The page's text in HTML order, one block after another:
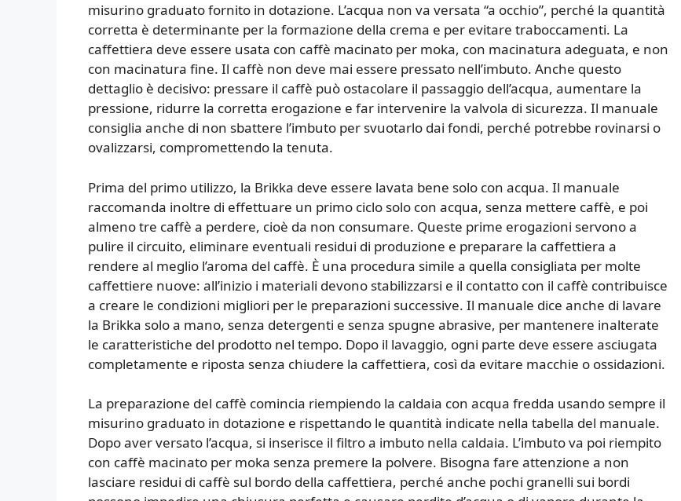
misurino graduato fornito in dotazione. L’acqua non va versata “a occhio”, perché la quantità
corretta è determinante per la formazione della crema e per evitare traboccamenti. La
caffettiera deve essere usata con caffè macinato per moka, con macinatura adeguata, e non
con macinatura fine. Il caffè non deve mai essere pressato nell’imbuto. Anche questo
dettaglio è decisivo: pressare il caffè può ostacolare il passaggio dell’acqua, aumentare la
pressione, ridurre la corretta erogazione e far intervenire la valvola di sicurezza. Il manuale
consiglia anche di non sbattere l’imbuto per svuotarlo dai fondi, perché potrebbe rovinarsi o
ovalizzarsi, compromettendo la tenuta.
Prima del primo utilizzo, la Brikka deve essere lavata bene solo con acqua. Il manuale
raccomanda inoltre di effettuare un primo ciclo solo con acqua, senza mettere caffè, e poi
almeno tre caffè a perdere, cioè da non consumare. Queste prime erogazioni servono a
pulire il circuito, eliminare eventuali residui di produzione e preparare la caffettiera a
rendere al meglio l’aroma del caffè. È una procedura simile a quella consigliata per molte
caffettiere nuove: all’inizio i materiali devono stabilizzarsi e il contatto con il caffè contribuisce
a creare le condizioni migliori per le preparazioni successive. Il manuale dice anche di lavare
la Brikka solo a mano, senza detergenti e senza spugne abrasive, per mantenere inalterate
le caratteristiche del prodotto nel tempo. Dopo il lavaggio, ogni parte deve essere asciugata
completamente e riposta senza chiudere la caffettiera, così da evitare macchie o ossidazioni.
La preparazione del caffè comincia riempiendo la caldaia con acqua fredda usando sempre il
misurino graduato in dotazione e rispettando le quantità indicate nella tabella del manuale.
Dopo aver versato l’acqua, si inserisce il filtro a imbuto nella caldaia. L’imbuto va poi riempito
con caffè macinato per moka senza premere la polvere. Bisogna fare attenzione a non
lasciare residui di caffè sul bordo della caffettiera, perché anche pochi granelli sui bordi